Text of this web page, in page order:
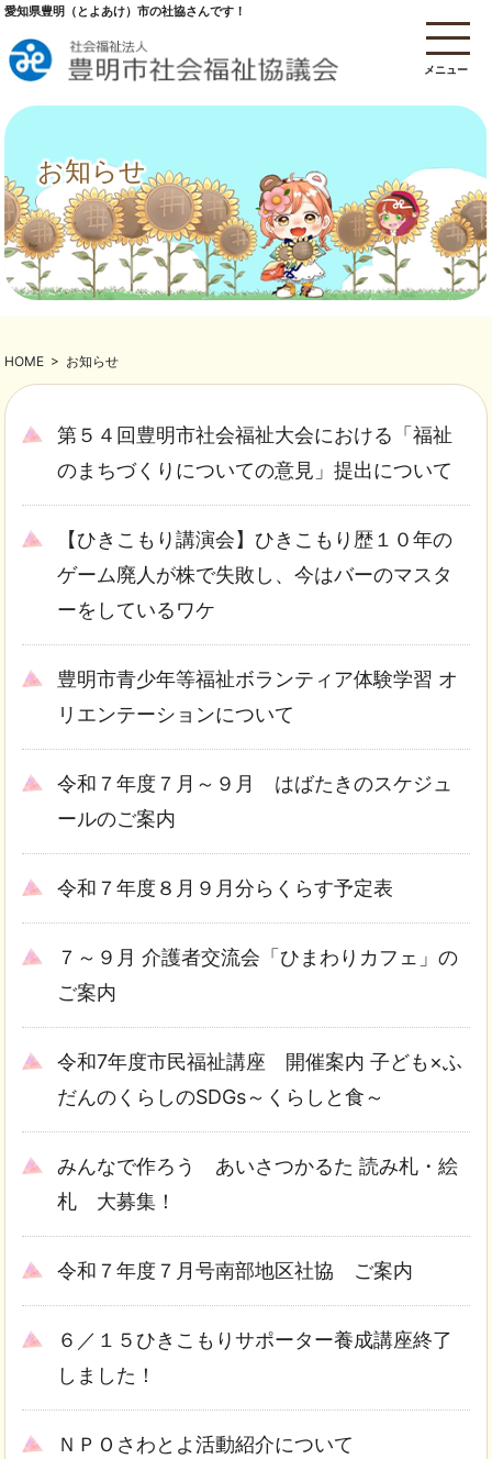
メニュー
愛知県豊明（とよあけ）市の社協さんです！
お知らせ
HOME > お知らせ
第５４回豊明市社会福祉大会における「福祉
のまちづくりについての意見」提出について
【ひきこもり講演会】ひきこもり歴１０年の
ゲーム廃人が株で失敗し、今はバーのマスタ
ーをしているワケ
豊明市青少年等福祉ボランティア体験学習 オ
リエンテーションについて
令和７年度７月～９月 はばたきのスケジュ
ールのご案内
令和７年度８月９月分らくらす予定表
７～９月 介護者交流会「ひまわりカフェ」の
ご案内
令和7年度市民福祉講座 開催案内 子ども×ふ
だんのくらしのSDGs～くらしと食～
みんなで作ろう あいさつかるた 読み札・絵
札 大募集！
令和７年度７月号南部地区社協 ご案内
６／１５ひきこもりサポーター養成講座終了
しました！
ＮＰＯさわとよ活動紹介について